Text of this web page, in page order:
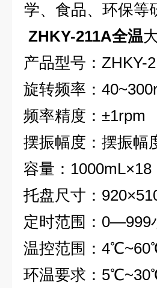
学、食品、环保等
ZHKY-211A全温
产品型号：ZHKY-
旋转频率：
频率精度：±1rpm
摆振幅度：摆振幅
容量： 1000mL×18
托盘尺寸：
定时范围： 0—999
温控范围：4℃~60
环温要求： 5℃~30